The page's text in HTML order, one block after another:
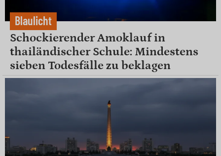
Blaulicht
Schockierender Amoklauf in
thailändischer Schule: Mindestens
sieben Todesfälle zu beklagen